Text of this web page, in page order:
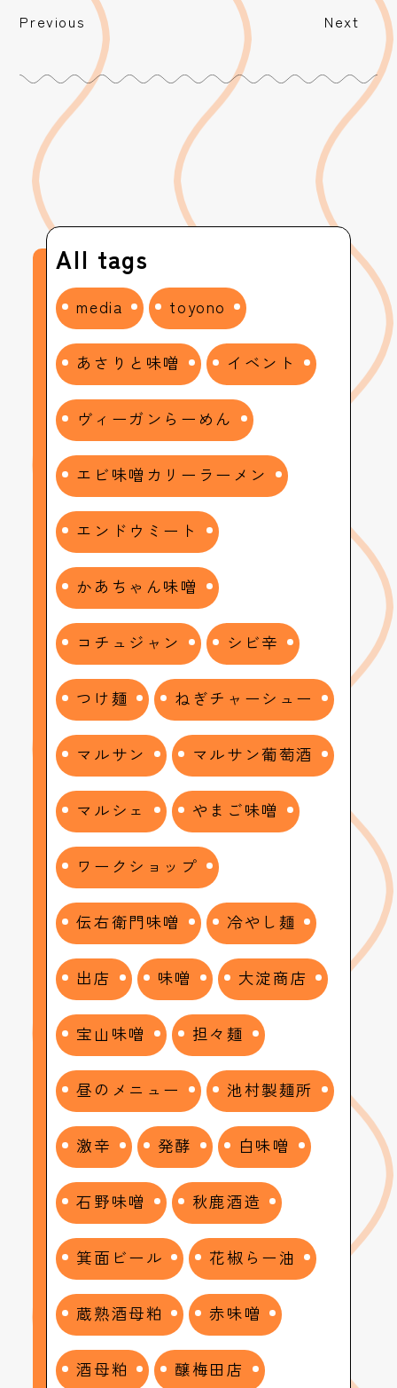
Previous Next
All tags
media toyono
あさりと味噌 イベント
ヴィーガンらーめん
エビ味噌カリーラーメン
エンドウミート
かあちゃん味噌
コチュジャン シビ辛
つけ麺 ねぎチャーシュー
マルサン マルサン葡萄酒
マルシェ やまご味噌
ワークショップ
伝右衛門味噌 冷やし麺
出店 味噌 大淀商店
宝山味噌 担々麺
昼のメニュー 池村製麺所
激辛 発酵 白味噌
石野味噌 秋鹿酒造
箕面ビール 花椒らー油
蔵熟酒母粕 赤味噌
酒母粕 醸梅田店